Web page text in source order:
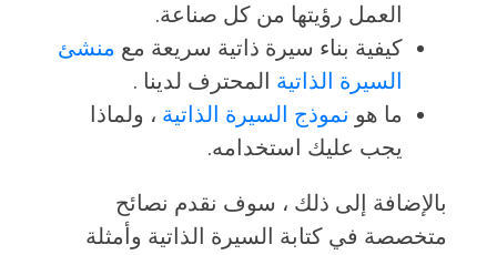
العمل رؤيتها من كل صناعة.
كيفية بناء سيرة ذاتية سريعة مع منشئ
السيرة الذاتية المحترف لدينا .
ما هو نموذج السيرة الذاتية ، ولماذا
يجب عليك استخدامه.
بالإضافة إلى ذلك ، سوف نقدم نصائح
متخصصة في كتابة السيرة الذاتية وأمثلة